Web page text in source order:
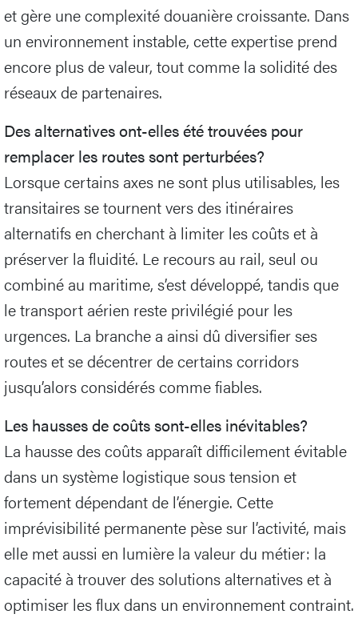
et gère une complexité douanière croissante. Dans
un environnement instable, cette expertise prend
encore plus de valeur, tout comme la solidité des
réseaux de partenaires.
Des alternatives ont-elles été trouvées pour
remplacer les routes sont perturbées?
Lorsque certains axes ne sont plus utilisables, les
transitaires se tournent vers des itinéraires
alternatifs en cherchant à limiter les coûts et à
préserver la fluidité. Le recours au rail, seul ou
combiné au maritime, s’est développé, tandis que
le transport aérien reste privilégié pour les
urgences. La branche a ainsi dû diversifier ses
routes et se décentrer de certains corridors
jusqu’alors considérés comme fiables.
Les hausses de coûts sont-elles inévitables?
La hausse des coûts apparaît difficilement évitable
dans un système logistique sous tension et
fortement dépendant de l’énergie. Cette
imprévisibilité permanente pèse sur l’activité, mais
elle met aussi en lumière la valeur du métier: la
capacité à trouver des solutions alternatives et à
optimiser les flux dans un environnement contraint.